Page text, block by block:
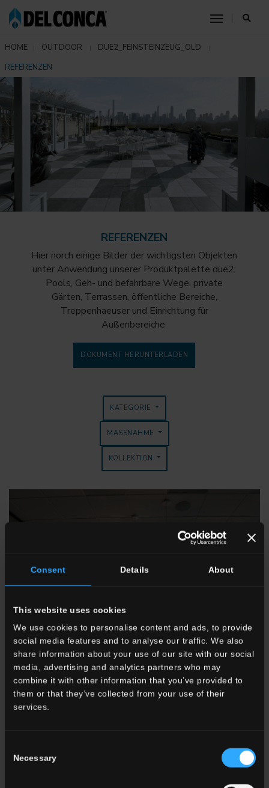
Consent Details About
This website uses cookies
We use cookies to personalise content and ads, to provide
social media features and to analyse our traffic. We also
share information about your use of our site with our social
media, advertising and analytics partners who may
combine it with other information that you’ve provided to
them or that they’ve collected from your use of their
services.
Selection
Necessary
toggle
HOME OUTDOOR
DUE2_FEINSTEINZEUG_OLD
REFERENZEN
REFERENZEN
Hier norch einige Bilder der wichtigsten Objekten
unter Anwendung unserer Produktpalette due2:
Pools, Geh- und befahrbare Wege, private
Gärten, Terrassen, öffentliche Bereiche,
Treppenhaeuser und Einrichtung für
Außenbereiche.
DOKUMENT HERUNTERLADEN
KATEGORIE
MASSNAHME
KOLLEKTION
Hofman Tierpflege, Eneter,